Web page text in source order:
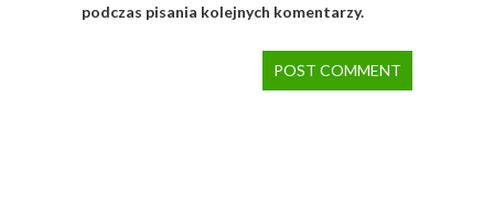
podczas pisania kolejnych komentarzy.